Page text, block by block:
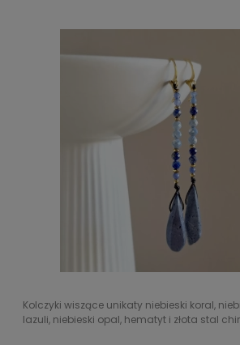
Kolczyki wiszące unikaty niebieski koral,
lazuli, niebieski opal, hematyt i złota stal